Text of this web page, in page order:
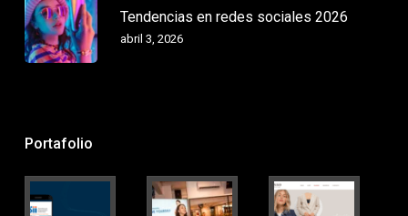
Tendencias en redes sociales 2026
abril 3, 2026
Portafolio